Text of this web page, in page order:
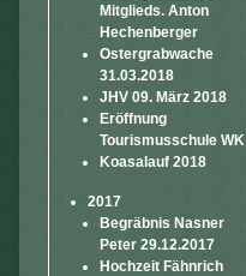
Mitglieds. Anton
Hechenberger
Ostergrabwache
31.03.2018
JHV 09. März 2018
Eröffnung
Tourismusschule WK
Koasalauf 2018
2017
Begräbnis Nasner
Peter 29.12.2017
Hochzeit Fähnrich